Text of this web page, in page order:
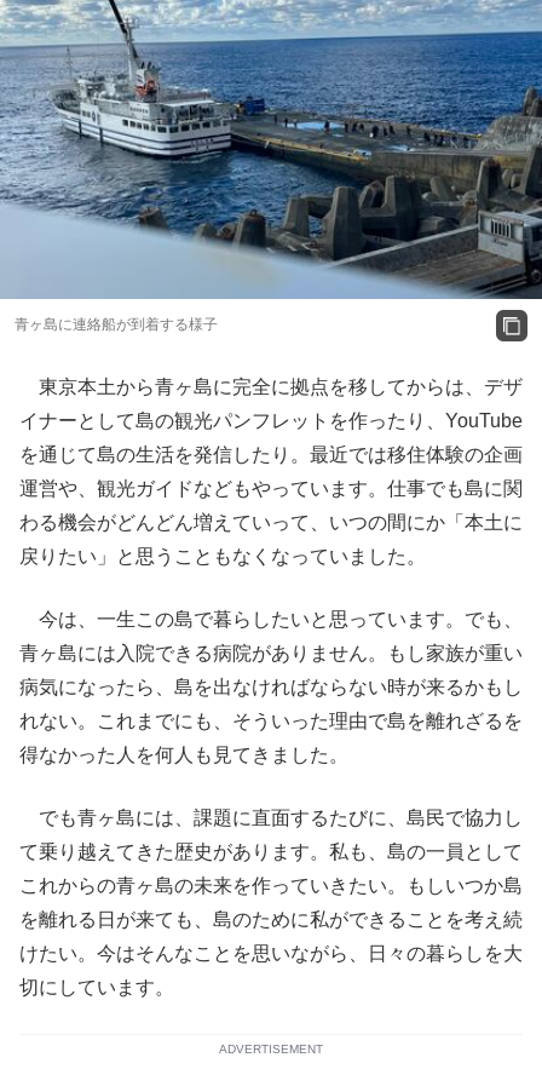
青ヶ島に連絡船が到着する様子
東京本土から青ヶ島に完全に拠点を移してからは、デザ
イナーとして島の観光パンフレットを作ったり、YouTube
を通じて島の生活を発信したり。最近では移住体験の企画
運営や、観光ガイドなどもやっています。仕事でも島に関
わる機会がどんどん増えていって、いつの間にか「本土に
戻りたい」と思うこともなくなっていました。
今は、一生この島で暮らしたいと思っています。でも、
青ヶ島には入院できる病院がありません。もし家族が重い
病気になったら、島を出なければならない時が来るかもし
れない。これまでにも、そういった理由で島を離れざるを
得なかった人を何人も見てきました。
でも青ヶ島には、課題に直面するたびに、島民で協力し
て乗り越えてきた歴史があります。私も、島の一員として
これからの青ヶ島の未来を作っていきたい。もしいつか島
を離れる日が来ても、島のために私ができることを考え続
けたい。今はそんなことを思いながら、日々の暮らしを大
切にしています。
ADVERTISEMENT